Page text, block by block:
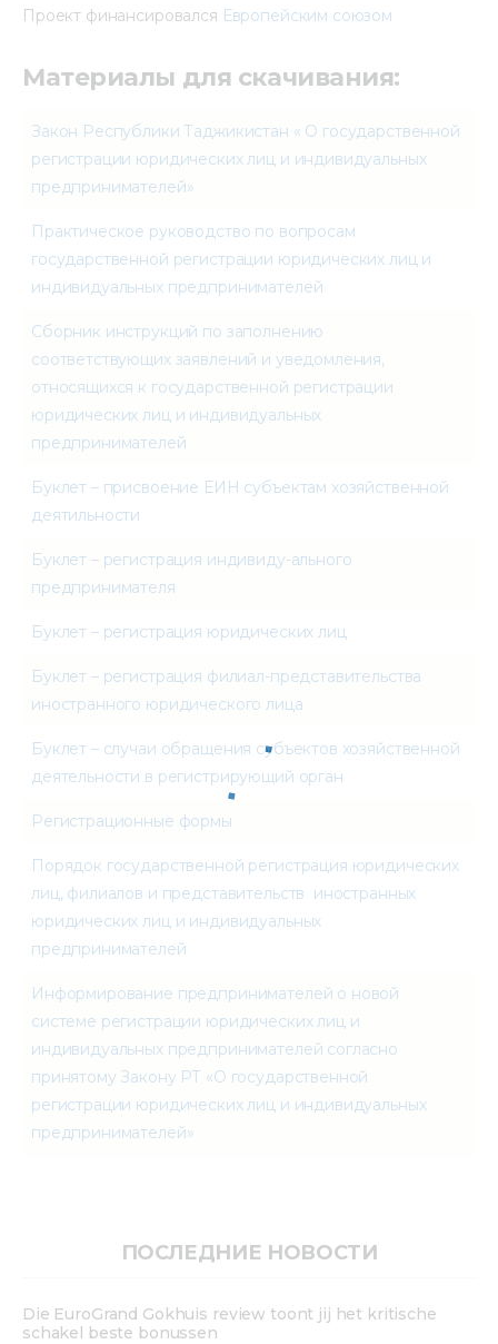
Проект финансировался Европейским союзом
Материалы для скачивания:
Закон Республики Таджикистан « О государственной
регистрации юридических лиц и индивидуальных
предпринимателей»
Практическое руководство по вопросам
государственной регистрации юридических лиц и
индивидуальных предпринимателей
Сборник инструкций по заполнению
соответствующих заявлений и уведомления,
относящихся к государственной регистрации
юридических лиц и индивидуальных
предпринимателей
Буклет – присвоение ЕИН субъектам хозяйственной
деятильности
Буклет – регистрация индивиду-ального
предпринимателя
Буклет – регистрация юридических лиц
Буклет – регистрация филиал-представительства
иностранного юридического лица
Буклет – случаи обращения субъектов хозяйственной
деятельности в регистрирующий орган
Регистрационные формы
Порядок государственной регистрация юридических
лиц, филиалов и представительств иностранных
юридических лиц и индивидуальных
предпринимателей
Информирование предпринимателей о новой
системе регистрации юридических лиц и
индивидуальных предпринимателей согласно
принятому Закону РТ «О государственной
регистрации юридических лиц и индивидуальных
предпринимателей»
ПОСЛЕДНИЕ НОВОСТИ
Die EuroGrand Gokhuis review toont jij het kritische
schakel beste bonussen